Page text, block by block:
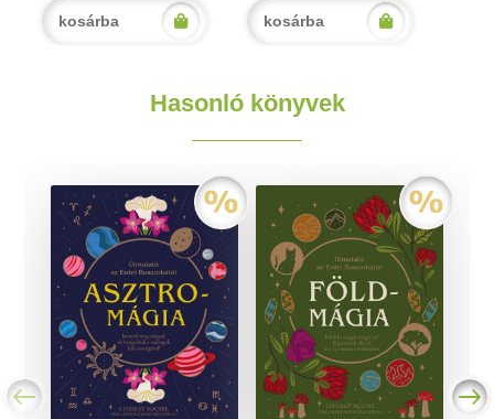
kosárba kosárba
Hasonló könyvek